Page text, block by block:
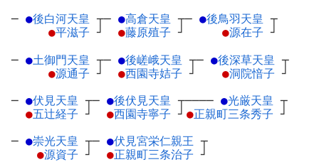
─ ●後白河天皇 ┬
●平滋子 ┘
─ ●高倉天皇 ┬
●藤原殖子 ┘
─ ●後鳥羽天皇 ┬
●源在子 ┘
─ ●土御門天皇 ┬
●源通子 ┘
─ ●後嵯峨天皇 ┬
●西園寺姞子 ┘
─ ●後深草天皇 ┬
●洞院愔子 ┘
─ ●伏見天皇 ┬
●五辻経子 ┘
─ ●後伏見天皇 ┬
●西園寺寧子 ┘
──── ●光厳天皇 ┬
●正親町三条秀子 ┘
─ ●崇光天皇 ┬
●源資子 ┘
─ ●伏見宮栄仁親王 ┬
●正親町三条治子 ┘